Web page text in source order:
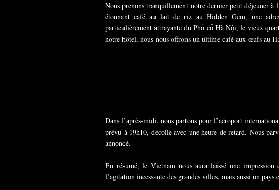
Nous prenons tranquillement notre dernier petit déjeuner à
étonnant café au lait de riz au Hidden Gem, une
particulièrement attrayante du Phố cổ Hà Nội, le vieux
notre hôtel, nous nous offrons un ultime café aux œufs au
Dans l’après-midi, nous partons pour l’aéroport
prévu à 19h10, décolle avec une heure de retard. Nous
annoncé.
En résumé, le Vietnam nous aura laissé une impression
l’agitation incessante des grandes villes, mais aussi un